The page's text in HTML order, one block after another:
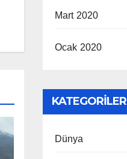
Mart 2020
Ocak 2020
KATEGORILER
Dünya